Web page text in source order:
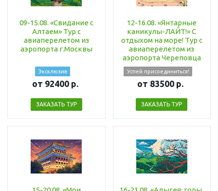
09-15.08. «Свидание с
Алтаем» Тур с
авиаперелетом из
аэропорта г.Москвы
Эксклюзив
от 92400 р.
ЗАКАЗАТЬ ТУР
12-16.08. «Янтарные
каникулы-ЛАЙТ!» С
отдыхом на море! Тур с
авиаперелетом из
аэропорта Череповца
Успей присоединиться!
от 83500 р.
ЗАКАЗАТЬ ТУР